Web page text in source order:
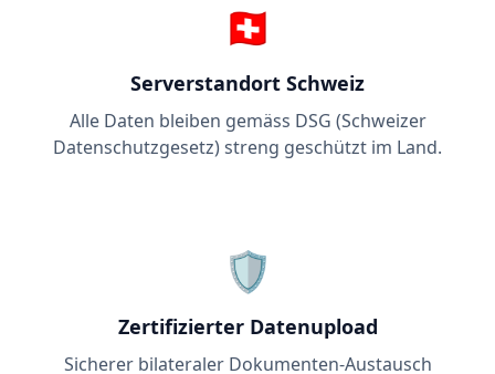
🇨🇭
Serverstandort Schweiz
Alle Daten bleiben gemäss DSG (Schweizer
Datenschutzgesetz) streng geschützt im Land.
🛡️
Zertifizierter Datenupload
Sicherer bilateraler Dokumenten-Austausch